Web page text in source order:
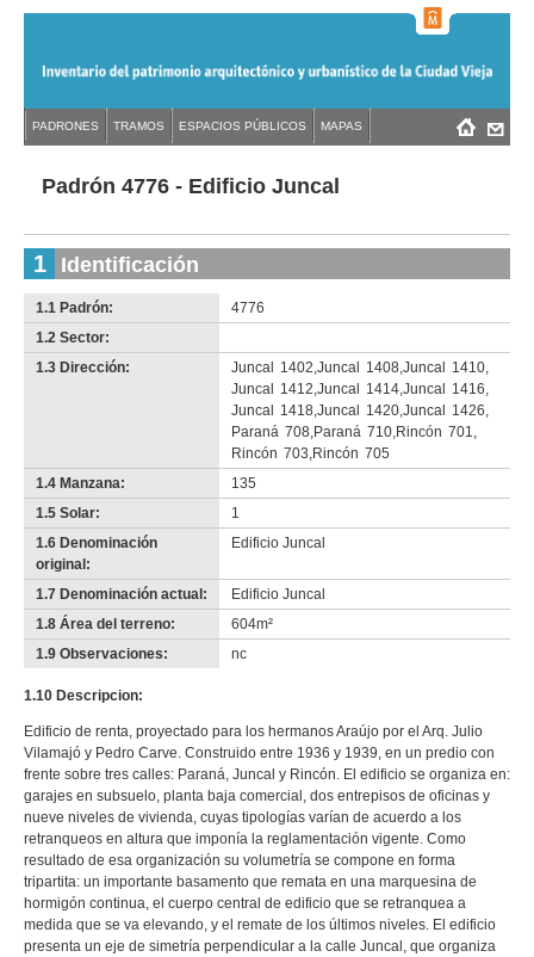
navigation
Back
topPadrón 4776 - Edificio Juncal
1 Identificación
1.1 Padrón:
4776
1.2 Sector:
no
info-
1.3 Dirección: Juncal 1402,Juncal 1408,Juncal 1410,
Juncal
1412,Juncal 1414,Juncal 1416,
Juncal
1418,Juncal 1420,Juncal 1426,
Paraná 708,Paraná 710,Rincón 701,
Rincón 703,Rincón 705
1.4 Manzana:
135
1.5 Solar:
1
1.6 Denominación
original:
Edificio Juncal
1.7 Denominación actual:
Edificio Juncal
1.8 Área del terreno:
604m²
1.9 Observaciones:
nc
1.10 Descripcion:
Edificio de renta, proyectado para los hermanos Araújo por el Arq. Julio
Vilamajó y Pedro Carve. Construido entre 1936 y 1939, en un predio con
frente sobre tres calles: Paraná, Juncal y Rincón. El edificio se organiza en:
garajes en subsuelo, planta baja comercial, dos entrepisos de oficinas y
nueve niveles de vivienda, cuyas tipologías varían de acuerdo a los
retranqueos en altura que imponía la reglamentación vigente. Como
resultado de esa organización su volumetría se compone en forma
tripartita: un importante basamento que remata en una marquesina de
hormigón continua, el cuerpo central de edificio que se retranquea a
medida que se va elevando, y el remate de los últimos niveles. El edificio
presenta un eje de simetría perpendicular a la calle Juncal, que organiza
Back
to Menú
PADRONES TRAMOS ESPACIOS PÚBLICOS MAPAS